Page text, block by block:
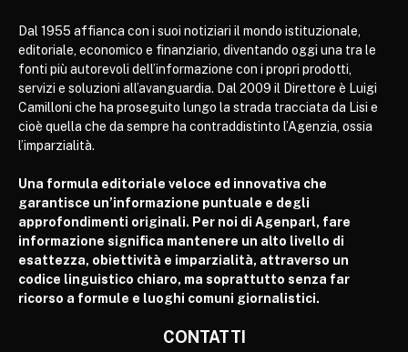
Dal 1955 affianca con i suoi notiziari il mondo istituzionale,
editoriale, economico e finanziario, diventando oggi una tra le
fonti più autorevoli dell’informazione con i propri prodotti,
servizi e soluzioni all’avanguardia. Dal 2009 il Direttore è Luigi
Camilloni che ha proseguito lungo la strada tracciata da Lisi e
cioè quella che da sempre ha contraddistinto l’Agenzia, ossia
l’imparzialità.
Una formula editoriale veloce ed innovativa che
garantisce un’informazione puntuale e degli
approfondimenti originali. Per noi di Agenparl, fare
informazione significa mantenere un alto livello di
esattezza, obiettività e imparzialità, attraverso un
codice linguistico chiaro, ma soprattutto senza far
ricorso a formule e luoghi comuni giornalistici.
CONTATTI